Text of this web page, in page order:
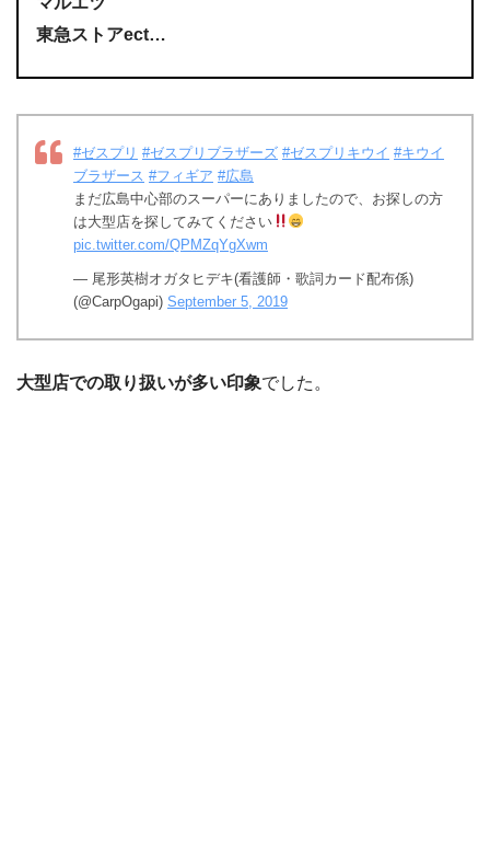
東急ストアect…
#ゼスプリ #ゼスプリブラザーズ #ゼスプリキウイ #キウイ
ブラザース #フィギア #広島
まだ広島中心部のスーパーにありましたので、お探しの方
は大型店を探してみてください
pic.twitter.com/QPMZqYgXwm
— 尾形英樹オガタヒデキ(看護師・歌詞カード配布係)
(@CarpOgapi) September 5, 2019
大型店での取り扱いが多い印象でした。